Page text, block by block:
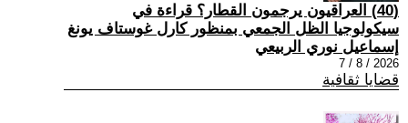
(40) العراقيون يرجمون القطار؟ قراءة في
سيكولوجيا الظل الجمعي بمنظور كارل غوستاف يونغ
إسماعيل نوري الربيعي
2026 / 8 / 7
قضايا ثقافية